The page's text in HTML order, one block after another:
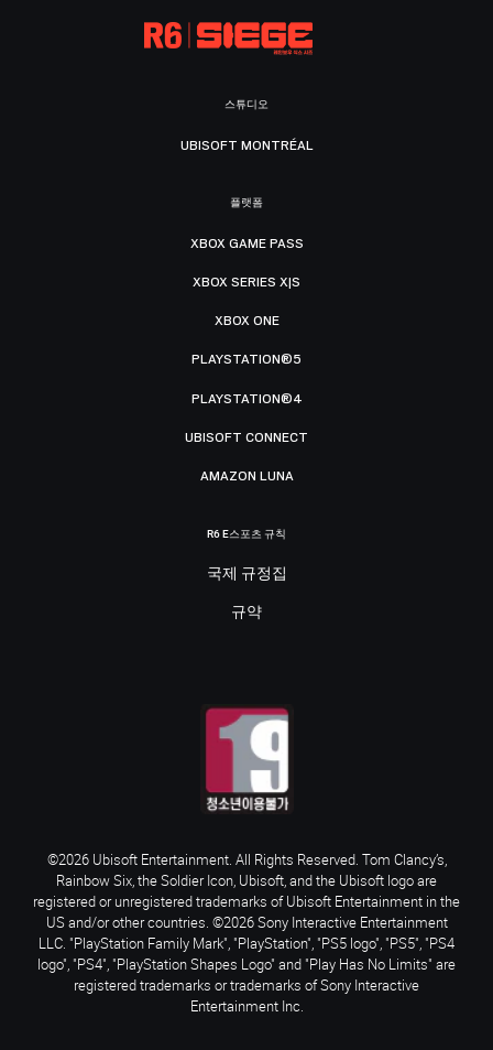
스튜디오
UBISOFT MONTRÉAL
플랫폼
XBOX GAME PASS
XBOX SERIES X|S
XBOX ONE
PLAYSTATION®5
PLAYSTATION®4
UBISOFT CONNECT
AMAZON LUNA
R6 E스포츠 규칙
국제 규정집
규약
©2026 Ubisoft Entertainment. All Rights Reserved. Tom Clancy’s,
Rainbow Six, the Soldier Icon, Ubisoft, and the Ubisoft logo are
registered or unregistered trademarks of Ubisoft Entertainment in the
US and/or other countries. ©2026 Sony Interactive Entertainment
LLC. "PlayStation Family Mark", "PlayStation", "PS5 logo", "PS5", "PS4
logo", "PS4", "PlayStation Shapes Logo" and "Play Has No Limits" are
registered trademarks or trademarks of Sony Interactive
Entertainment Inc.